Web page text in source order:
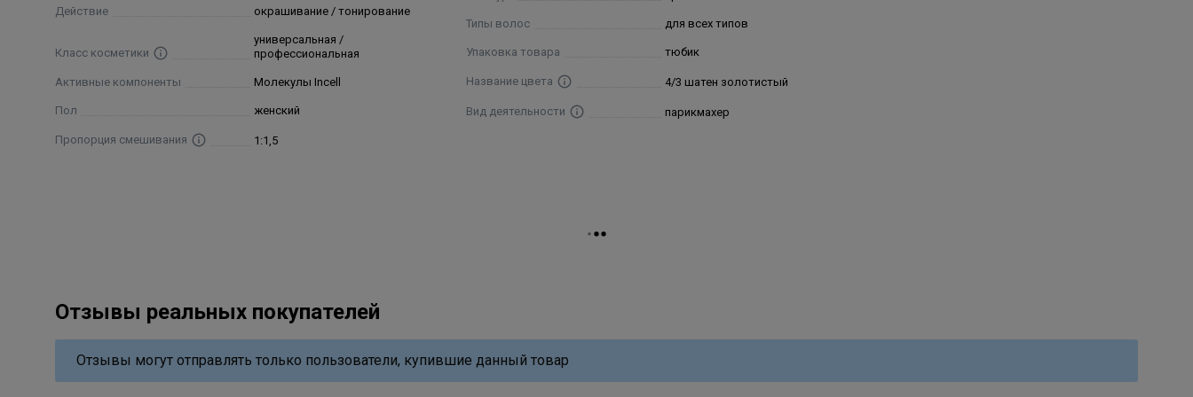
Действие окрашивание / тонирование
Класс косметики
универсальная /
профессиональная
Активные компоненты Молекулы Incell
Пол женский
Пропорция смешивания 1:1,5
Типы волос для всех типов
Упаковка товара тюбик
Название цвета 4/3 шатен золотистый
Вид деятельности парикмахер
Отзывы реальных покупателей
Отзывы могут отправлять только пользователи, купившие данный товар